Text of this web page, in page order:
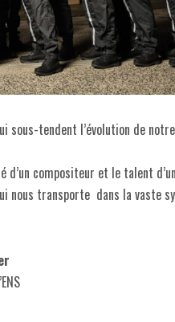
sous-tendent l’évolution de
d’un compositeur et le talent
nous transporte dans la vaste